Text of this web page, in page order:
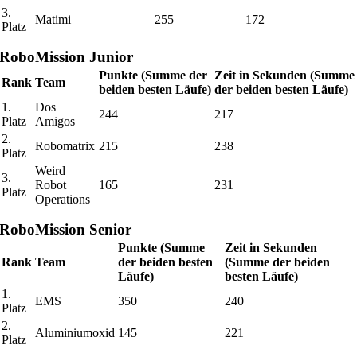
3.
Platz
Matimi 255 172
RoboMission Junior
Rank Team
Punkte (Summe der
beiden besten Läufe)
Zeit in Sekunden (Summe
der beiden besten Läufe)
1.
Platz
Dos
Amigos
244
217
2.
Platz
Robomatrix 215 238
3.
Platz
Weird
Robot
Operations
165 231
RoboMission Senior
Rank Team
Punkte (Summe
der beiden besten
Läufe)
Zeit in Sekunden
(Summe der beiden
besten Läufe)
1.
Platz
EMS 350
240
2.
Platz
Aluminiumoxid 145 221